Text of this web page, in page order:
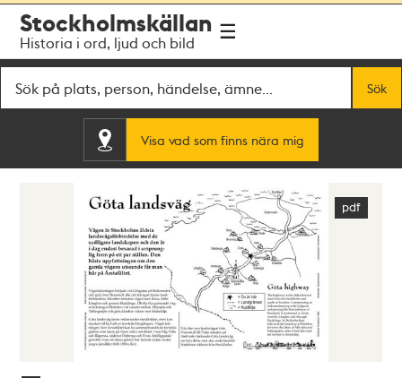
navigationen
huvudinnehållet
Stockholmskällan
Historia i ord, ljud och bild
Sök
Visa vad som finns nära mig